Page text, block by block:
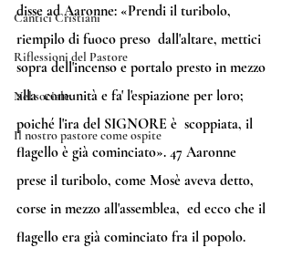
Cantici Cristiani
Riflessioni del Pastore
Nel sociale
Il nostro pastore come ospite
disse ad Aaronne: «Prendi il turibolo,
riempilo di fuoco preso  dall'altare, mettici
sopra dell'incenso e portalo presto in mezzo
alla  comunità e fa' l'espiazione per loro;
poiché l'ira del SIGNORE è  scoppiata, il
flagello è già cominciato». 47 Aaronne
prese il turibolo, come Mosè aveva detto,
corse in mezzo all'assemblea,  ed ecco che il
flagello era già cominciato fra il popolo.